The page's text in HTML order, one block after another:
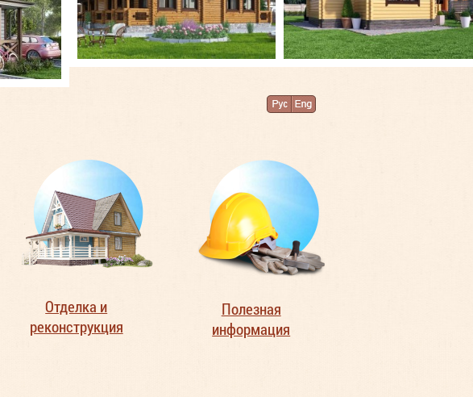
Отделка и
реконструкция
Полезная
информация